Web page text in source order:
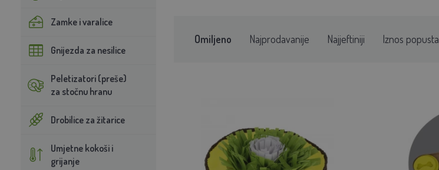
Zamke i varalice
Gnijezda za nesilice
Peletizatori (preše)
za stočnu hranu
Drobilice za žitarice
Umjetne kokoši i
grijanje
Omiljeno Najprodavanije Najjeftiniji Iznos popusta